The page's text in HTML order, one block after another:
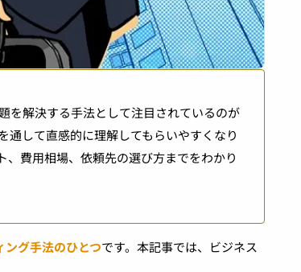
解決する手法として注目されているのが
通して直感的に理解してもらいやすくなり
費用相場、依頼先の選び方までをわかり
グ手法のひとつです。本記事では、ビジネス